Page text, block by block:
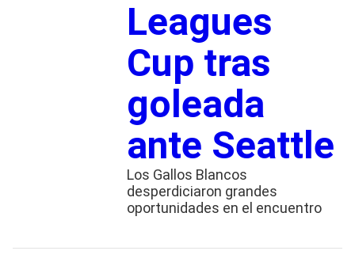
Leagues
Cup tras
goleada
ante Seattle
Los Gallos Blancos
desperdiciaron grandes
oportunidades en el encuentro